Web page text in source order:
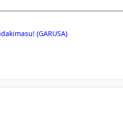
(GARUSA)